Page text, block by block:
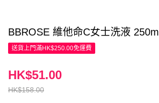
BBROSE 維他命C女士洗液 250ml
送貨上門滿HK$250.00免運費
HK$158.00
HK$51.00